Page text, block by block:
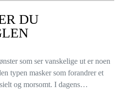
DU
som ser vanskelige ut er noen
typen masker som forandrer et
og morsomt. I dagens…